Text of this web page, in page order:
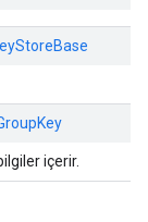
içerir.